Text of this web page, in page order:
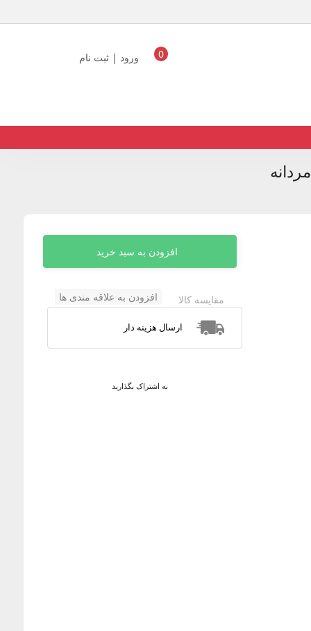
0 ورود | ثبت نام
افزودن به سبد خرید
مقایسه کالا افزودن به علاقه مندی ها
ارسال هزینه دار
به اشتراک بگذارید